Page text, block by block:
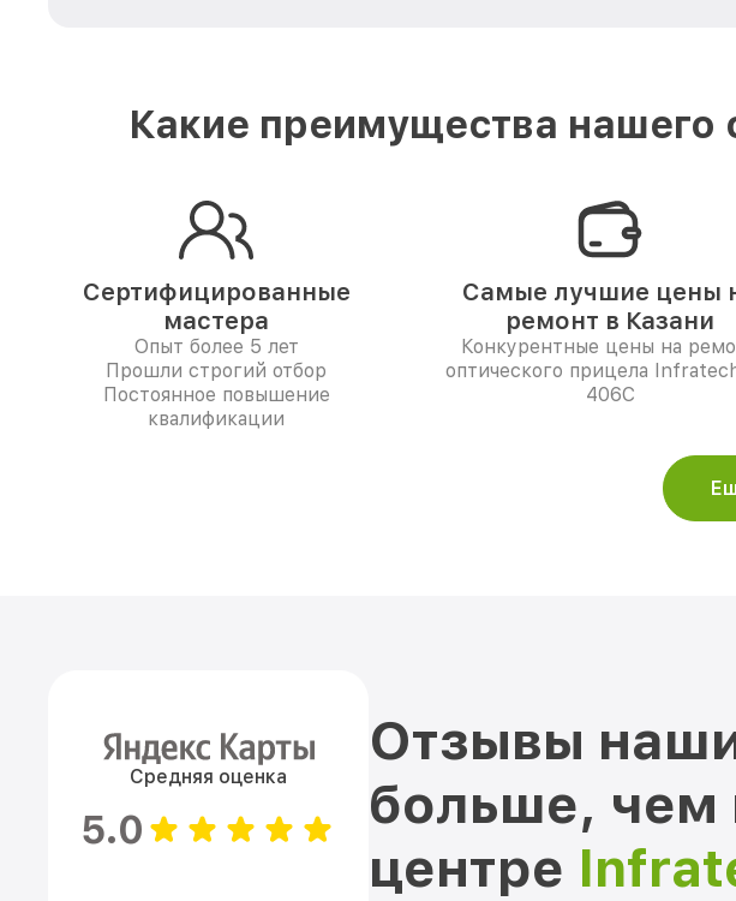
Какие преимущества нашего
Сертифицированные
мастера
Опыт более 5 лет
Прошли строгий отбор
Постоянное повышение
квалификации
Самые лучшие цены
ремонт в Казани
Конкурентные цены на
оптического прицела
406С
Средняя оценка
5.0
Отзывы
больше,
центре